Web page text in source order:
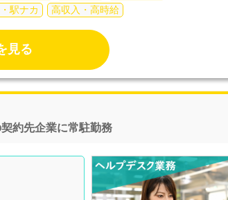
駅ナカ 高収入・高時給
見る
約先企業に常駐勤務